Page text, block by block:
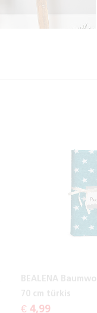
BEALENA
70 cm türkis
€ 4,99